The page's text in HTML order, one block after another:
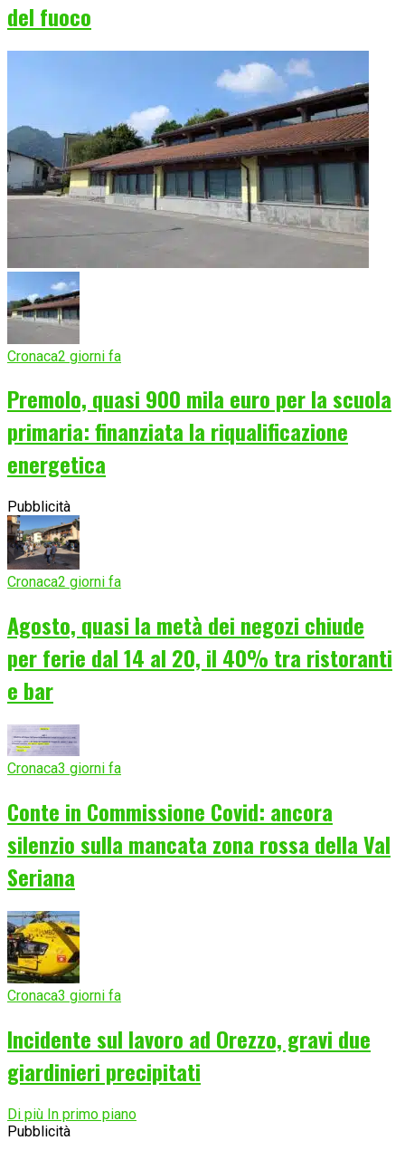
del fuoco
Cronaca2 giorni fa
Premolo, quasi 900 mila euro per la scuola
primaria: finanziata la riqualificazione
energetica
Pubblicità
Cronaca2 giorni fa
Agosto, quasi la metà dei negozi chiude
per ferie dal 14 al 20, il 40% tra ristoranti
e bar
Cronaca3 giorni fa
Conte in Commissione Covid: ancora
silenzio sulla mancata zona rossa della Val
Seriana
Cronaca3 giorni fa
Incidente sul lavoro ad Orezzo, gravi due
giardinieri precipitati
Di più In primo piano
Pubblicità